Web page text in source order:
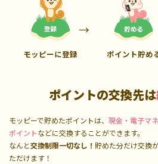
モッピーに登録 ポイント貯め
ポイントの交換先は
モッピーで貯めたポイントは、 現金・電子マ
ポイントなどに交換することができます。
なんと交換制限一切なし！ 貯めた分だけ交換
ただけます！